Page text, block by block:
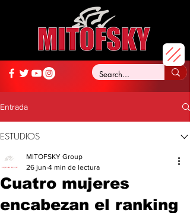
Entrada
ESTUDIOS
Cuatro mujeres
encabezan el ranking
MITOFSKY Group
26 jun 4 min de lectura